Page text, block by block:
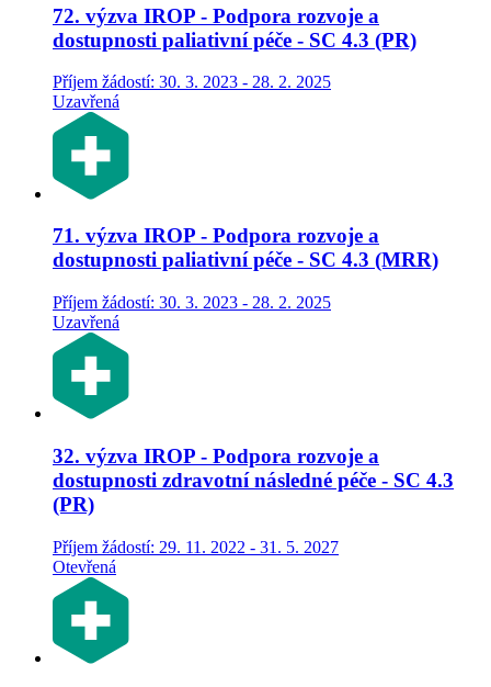
72. výzva IROP - Podpora rozvoje a
dostupnosti paliativní péče - SC 4.3 (PR)
Příjem žádostí: 30. 3. 2023 - 28. 2. 2025
Uzavřená
71. výzva IROP - Podpora rozvoje a
dostupnosti paliativní péče - SC 4.3 (MRR)
Příjem žádostí: 30. 3. 2023 - 28. 2. 2025
Uzavřená
32. výzva IROP - Podpora rozvoje a
dostupnosti zdravotní následné péče - SC 4.3
(PR)
Příjem žádostí: 29. 11. 2022 - 31. 5. 2027
Otevřená